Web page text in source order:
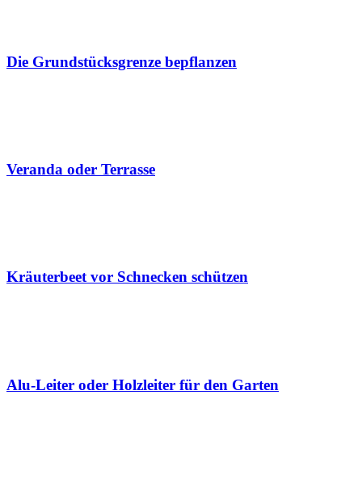
Die Grundstücksgrenze bepflanzen
Veranda oder Terrasse
Kräuterbeet vor Schnecken schützen
Alu-Leiter oder Holzleiter für den Garten